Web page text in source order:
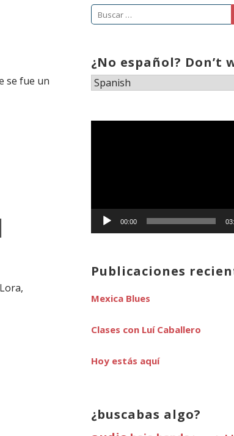
se fue un
Buscar:
¿No español? Don’t
00:00
Publicaciones
Mexica Blues
Clases con Luí Caballero
Hoy estás aquí
¿buscabas algo?